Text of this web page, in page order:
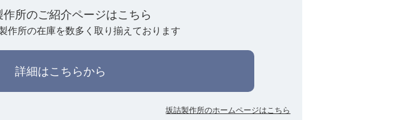
作所のご紹介ページはこちら
作所の在庫を数多く取り揃えております
詳細はこちらから
坂詰製作所のホームページはこちら